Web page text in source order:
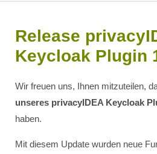
Release
Keycloak Plugin
Wir freuen uns, Ihnen mitzuteilen,
unseres privacyIDEA Keycloak
haben.
Mit diesem Update wurden neue